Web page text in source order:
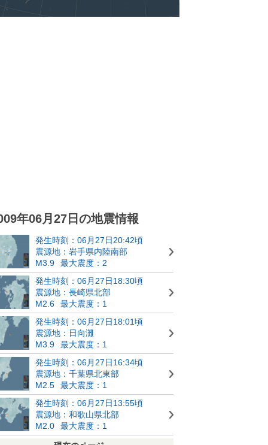
年06月27日の地震情報
発生時刻：06月27日20:42頃
震源地：岩手県内陸南部
M3.9
最大震度：2
発生時刻：06月27日18:30頃
震源地：長崎県北部
M2.6
最大震度：1
発生時刻：06月27日18:01頃
震源地：日向灘
M3.9
最大震度：1
発生時刻：06月27日16:34頃
震源地：千葉県北東部
M2.5
最大震度：1
発生時刻：06月27日13:55頃
震源地：和歌山県北部
M2.0
最大震度：1